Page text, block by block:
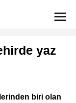
yaz
biri olan